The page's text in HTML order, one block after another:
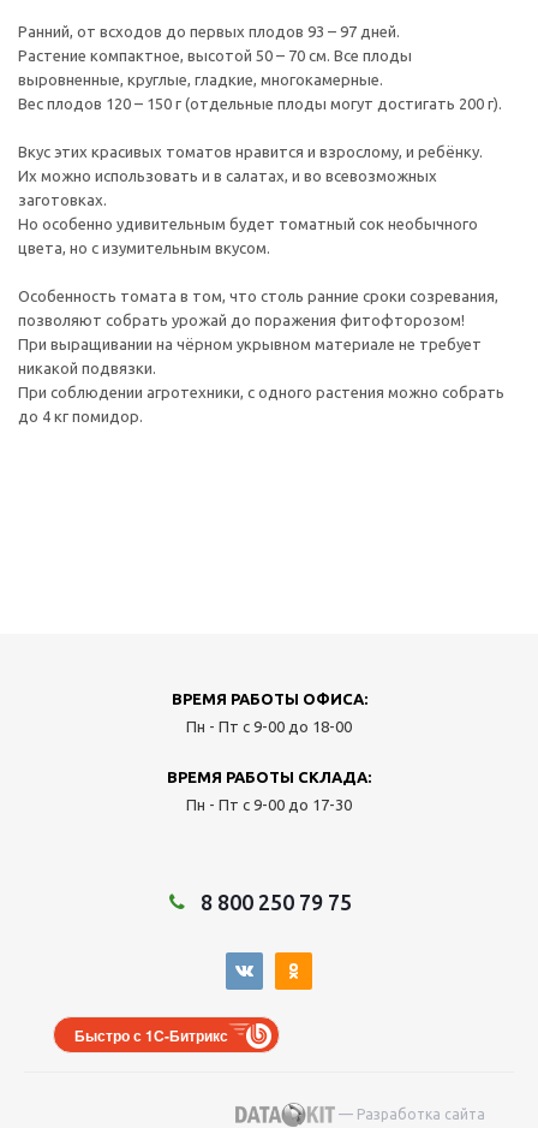
Ранний, от всходов до первых плодов 93 – 97 дней.
Растение компактное, высотой 50 – 70 см. Все плоды
выровненные, круглые, гладкие, многокамерные.
Вес плодов 120 – 150 г (отдельные плоды могут достигать 200 г).
Вкус этих красивых томатов нравится и взрослому, и ребёнку.
Их можно использовать и в салатах, и во всевозможных
заготовках.
Но особенно удивительным будет томатный сок необычного
цвета, но с изумительным вкусом.
Особенность томата в том, что столь ранние сроки созревания,
позволяют собрать урожай до поражения фитофторозом!
При выращивании на чёрном укрывном материале не требует
никакой подвязки.
При соблюдении агротехники, с одного растения можно собрать
до 4 кг помидор.
ВРЕМЯ РАБОТЫ ОФИСА:
Пн - Пт с 9-00 до 18-00
ВРЕМЯ РАБОТЫ СКЛАДА:
Пн - Пт с 9-00 до 17-30
8 800 250 79 75
Быстро с 1С-Битрикс
— Разработка сайта